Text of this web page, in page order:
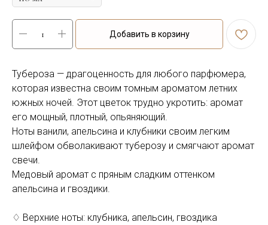
Добавить в корзину
Тубероза — драгоценность для любого парфюмера,
которая известна своим томным ароматом летних
южных ночей. Этот цветок трудно укротить: аромат
его мощный, плотный, опьяняющий.
Ноты ванили, апельсина и клубники своим легким
шлейфом обволакивают туберозу и смягчают аромат
свечи.
Медовый аромат с пряным сладким оттенком
апельсина и гвоздики.
♢ Верхние ноты: клубника, апельсин, гвоздика